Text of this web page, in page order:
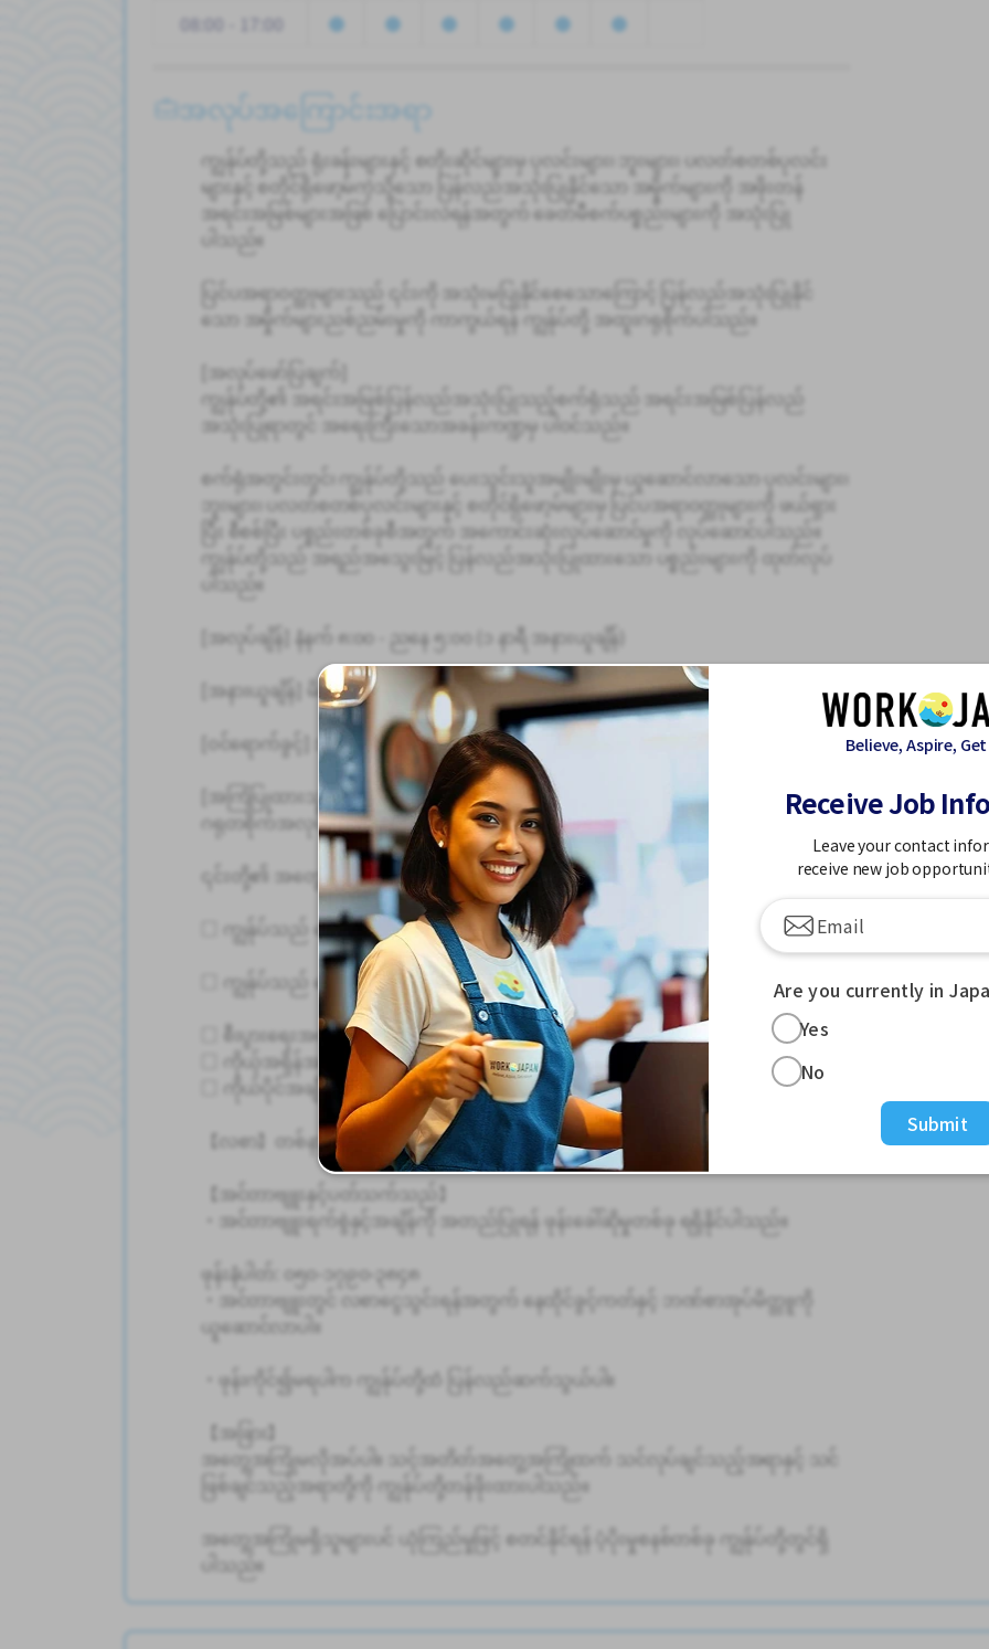
08:00 - 17:00
အလုပ်အကြောင်းအရာ
ကျွန်ုပ်တို့သည် ရုံးခန်းများနှင့် စတိုးဆိုင်များမှ ပုလင်းများ၊ ဘူးများ၊ ပလတ်စတစ်ပုလင်း
များနှင့် စတိုင်ရိုဖော့မ်ကဲ့သို့သော ပြန်လည်အသုံးပြုနိုင်သော အမှိုက်များကို အဖိုးတန်
အရင်းအမြစ်များအဖြစ် ပြောင်းလဲရန်အတွက် ခေတ်မီစက်ပစ္စည်းများကို အသုံးပြု
ပါသည်။
ပြင်ပအရာဝတ္ထုများသည် ၎င်းကို အသုံးမပြုနိုင်စေသောကြောင့် ပြန်လည်အသုံးပြုနိုင်
သော အမှိုက်များညစ်ညမ်းမှုကို ကာကွယ်ရန် ကျွန်ုပ်တို့ အထူးဂရုစိုက်ပါသည်။
[အလုပ်ဖော်ပြချက်]
ကျွန်ုပ်တို့၏ အရင်းအမြစ်ပြန်လည်အသုံးပြုသည့်စက်ရုံသည် အရင်းအမြစ်ပြန်လည်
အသုံးပြုရာတွင် အရေးကြီးသောအခန်းကဏ္ဍမှ ပါဝင်သည်။
စက်ရုံအတွင်းတွင်၊ ကျွန်ုပ်တို့သည် ပေးသွင်းသူအမျိုးမျိုးမှ ယူဆောင်လာသော ပုလင်းများ၊
ဘူးများ၊ ပလတ်စတစ်ပုလင်းများနှင့် စတိုင်ရိုဖော့မ်များမှ ပြင်ပအရာဝတ္ထုများကို ဖယ်ရှား
ပြီး စီစစ်ပြီး ပစ္စည်းတစ်ခုစီအတွက် အကောင်းဆုံးလုပ်ဆောင်မှုကို လုပ်ဆောင်ပါသည်။
ကျွန်ုပ်တို့သည် အရည်အသွေးမြင့် ပြန်လည်အသုံးပြုထားသော ပစ္စည်းများကို ထုတ်လုပ်
ပါသည်။
[အလုပ်ချိန်] နံနက် ၈:၀၀ - ညနေ ၅:၀၀ (၁ နာရီ အနားယူချိန်)
[အနားယူချိန်] မိနစ် ၆၀ သို့မဟုတ် ထို့ထက်ပို၍
[ဝင်ရောက်ခွင့်] အနီးဆုံးဘူတာရုံ- နာကာကိုဒိုင်ဘူတာ (ကားဖြင့် သွားလာနိုင်သည်)
[အကြံပြုထားသူများအတွက်-]
ဂရုတစိုက်အလုပ်လုပ်ခြင်းကို နှစ်သက်သူ
၎င်းတို့၏ အတွေ့အကြုံနှင့် ကျွမ်းကျင်မှုကို အသုံးချလိုပါသည်။
□ ကျွန်ုပ်သည် ယေဘုယျအားဖြင့် ရုပ်ပိုင်းဆိုင်ရာလှုပ်ရှားမှုကို ပိုနှစ်သက်ပါသည်။
□ ကျွန်ုပ်သည် ဘေးကင်းရေးကို အဓိကဦးစားပေးအဖြစ် လုပ်ကိုင်နိုင်ပါသည်။
□ စီးပွားရေးအတက်အကျကြောင့် ထိခိုက်မှုမရှိတဲ့ လုပ်ငန်းမှာ အလုပ်လုပ်ချင်ပါတယ်။
□ ကိုယ့်အရှိန်အဟုန်နဲ့ အလုပ်လုပ်နိုင်တဲ့ အလုပ်တစ်ခု လိုချင်ပါတယ်။
□ ကိုယ်ပိုင်အချိန်ကို တန်ဖိုးထားချင်ပါတယ်။
【လစာ】တစ်နာရီလုပ်ခ: ယန်း ၁၂၀၀ ~
【အင်တာဗျူးနှင့်ပတ်သက်သည်】
・အင်တာဗျူးရက်စွဲနှင့်အချိန်ကို အတည်ပြုရန် ဖုန်းခေါ်ဆိုမှုတစ်ခု ရရှိနိုင်ပါသည်။
ဖုန်းနံပါတ်: ၀၅၀-၁၇၉၀-၃၈၄၈
・အင်တာဗျူးတွင် လစာငွေသွင်းရန်အတွက် နေထိုင်ခွင့်ကတ်နှင့် ဘဏ်စာအုပ်မိတ္တူကို
ယူဆောင်လာပါ။
・ဖုန်းကိုင်၍မရပါက ကျွန်ုပ်တို့ထံ ပြန်လည်ဆက်သွယ်ပါ။
【အခြား】
အတွေ့အကြုံမလိုအပ်ပါ။ သင့်အတိတ်အတွေ့အကြုံထက် သင်လုပ်ချင်သည့်အရာနှင့် သင်
ဖြစ်ချင်သည့်အရာတို့ကို ကျွန်ုပ်တို့တန်ဖိုးထားပါသည်။
အတွေ့အကြုံမရှိသူများပင် ယုံကြည်မှုဖြင့် စတင်နိုင်ရန် ပံ့ပိုးမှုစနစ်တစ်ခု ကျွန်ုပ်တို့တွင်ရှိ
ပါသည်။
Believe, Aspire,
Receive Job
Leave your contact
receive new job
Are you currently in
Yes
No
Submit